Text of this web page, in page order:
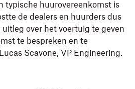
typische huurovereenkomst is
de dealers en huurders dus
over het voertuig te geven
te bespreken en te
Scavone, VP Engineering.